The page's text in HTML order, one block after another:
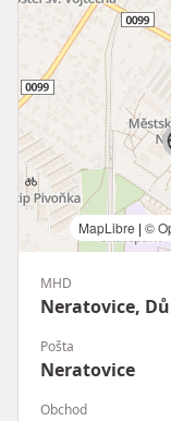
MapLibre | ©
MHD
Neratovice,
Pošta
Neratovice
Obchod